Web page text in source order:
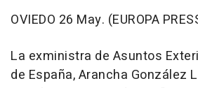
OVIEDO 26 May. (EUROPA
La exministra de Asuntos
de España, Arancha González